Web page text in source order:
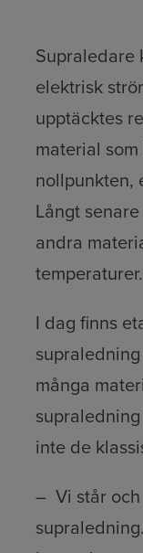
Supraledare
elektrisk
upptäcktes
material
nollpunkten,
Långt
andra
temperaturer.
I dag finns
många
inte de
– Vi står